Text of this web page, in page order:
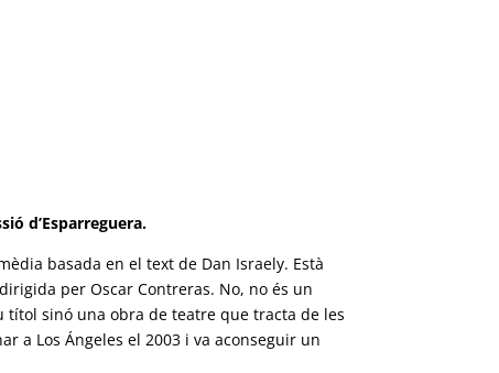
d’Esparreguera.
basada en el text de Dan Israely. Està
per Oscar Contreras. No, no és un
sinó una obra de teatre que tracta de les
a Los Ángeles el 2003 i va aconseguir un